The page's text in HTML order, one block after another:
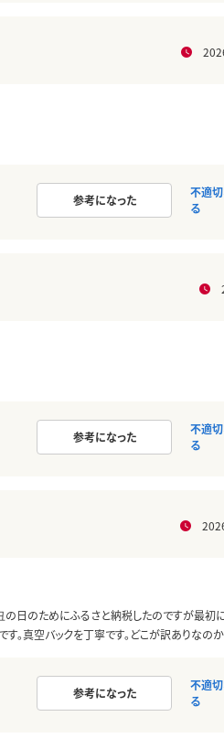
参考になった
不適
る
参考になった
不適
る
丑の日のためにふるさと納税したのですが最
。真空バックを丁寧です。どこが訳ありなの
参考になった
不適
る